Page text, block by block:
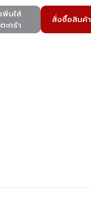
เพิ่มใส่
ตะกร้า
สั่งซื้อสินค้า